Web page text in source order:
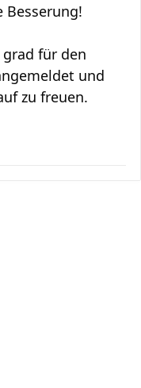
Besserung!
für den
und
zu freuen.